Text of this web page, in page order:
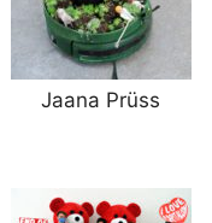
Jaana Prüss